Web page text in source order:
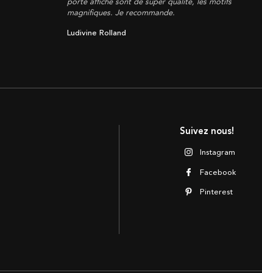
magnifiques. Je recommande.
Ludivine Rolland
Suivez nous!
Instagram
Facebook
Pinterest